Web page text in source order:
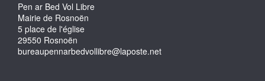
Pen ar Bed Vol Libre
Mairie de Rosnoën
5 place de l'église
29550 Rosnoën
bureaupennarbedvollibre@laposte.net